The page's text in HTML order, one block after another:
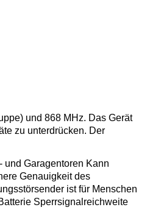
und 868 MHz. Das Gerät
zu unterdrücken. Der
und Garagentoren Kann
Genauigkeit des
ist für Menschen
Sperrsignalreichweite